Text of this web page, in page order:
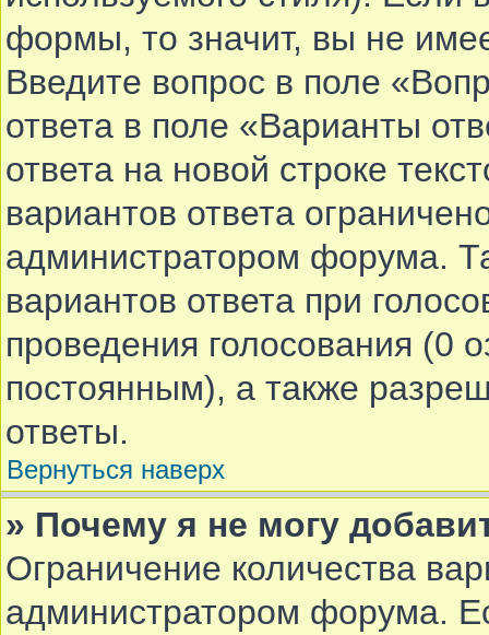
формы, то значит, вы не
Введите вопрос в поле
ответа в поле «Варианты
ответа на новой строке
вариантов ответа
администратором форума.
вариантов ответа при
проведения голосования (0
постоянным), а также
ответы.
Вернуться наверх
» Почему я не могу
Ограничение количества
администратором форума.